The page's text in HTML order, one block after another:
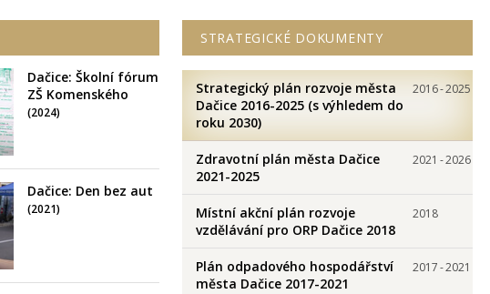
Dačice: Školní fórum
ZŠ Komenského
(2024)
Dačice: Den bez aut
(2021)
STRATEGICKÉ DOKUMENTY
Strategický plán rozvoje města
Dačice 2016-2025 (s výhledem do
roku 2030)
2016-2025
Zdravotní plán města Dačice
2021-2025
2021 -2026
Místní akční plán rozvoje
vzdělávání pro ORP Dačice 2018
2018
Plán odpadového hospodářství
města Dačice 2017-2021
2017-2021